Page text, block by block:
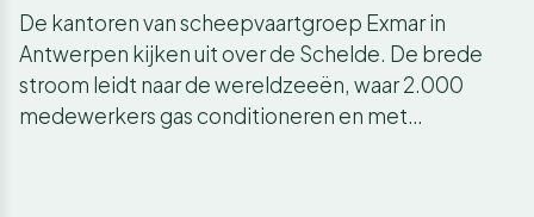
De kantoren van scheepvaartgroep Exmar in
Antwerpen kijken uit over de Schelde. De brede
stroom leidt naar de wereldzeeën, waar 2.000
medewerkers gas conditioneren en met…